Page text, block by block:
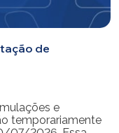
de
e
temporariamente